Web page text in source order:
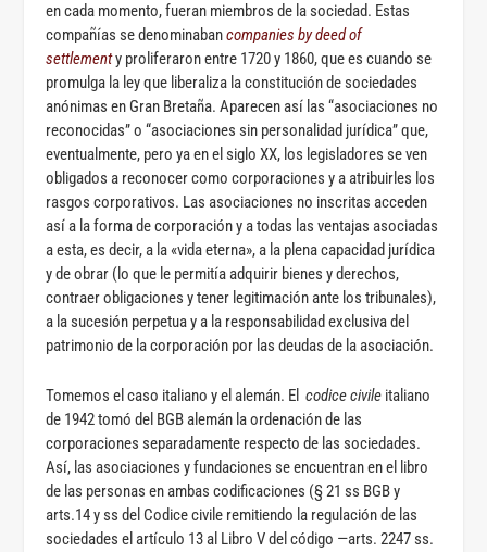
en cada momento, fueran miembros de la sociedad. Estas
compañías se denominabancompanies by deed of
settlementy proliferaron entre 1720 y 1860, que es cuando se
promulga la ley que liberaliza la constitución de sociedades
anónimas en Gran Bretaña. Aparecen así las “asociaciones no
reconocidas” o “asociaciones sin personalidad jurídica” que,
eventualmente, pero ya en el siglo XX, los legisladores se ven
obligados a reconocer como corporaciones y a atribuirles los
rasgos corporativos. Las asociaciones no inscritas acceden
así a la forma de corporación y a todas las ventajas asociadas
a esta, es decir, a la «vida eterna», a la plena capacidad jurídica
y de obrar (lo que le permitía adquirir bienes y derechos,
contraer obligaciones y tener legitimación ante los tribunales),
a la sucesión perpetua y a la responsabilidad exclusiva del
patrimonio de la corporación por las deudas de la asociación.
Tomemos el caso italiano y el alemán. Elcodice civile italiano
de 1942 tomó del BGB alemán la ordenación de las
corporaciones separadamente respecto de las sociedades.
Así, las asociaciones y fundaciones se encuentran en el libro
de las personas en ambas codificaciones (§ 21 ss BGB y
arts.14 y ss del Codice civile remitiendo la regulación de las
sociedades el artículo 13 al Libro V del código —arts. 2247 ss.